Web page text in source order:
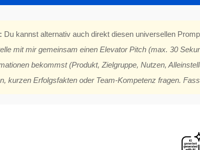
Du kannst alternativ auch direkt diesen universellen
mit mir gemeinsam einen Elevator Pitch (max. 30
bekommst (Produkt, Zielgruppe, Nutzen,
kurzen Erfolgsfakten oder Team-Kompetenz fragen.